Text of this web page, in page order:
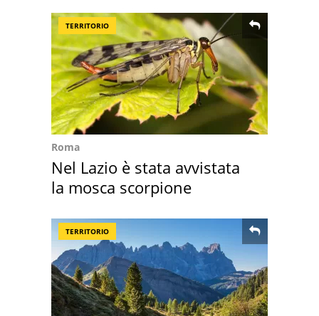
TERRITORIO
Roma
Nel Lazio è stata avvistata
la mosca scorpione
TERRITORIO